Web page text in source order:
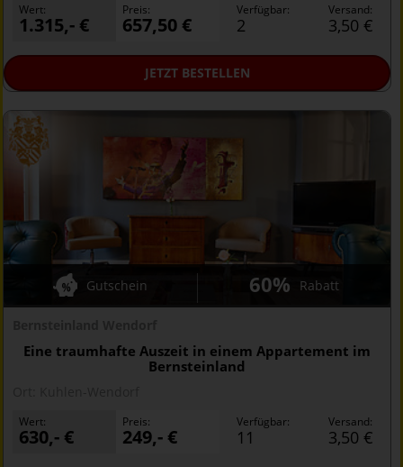
Wert:
1.315,- €
Preis:
657,50 €
Verfügbar:
2
Versand:
3,50 €
JETZTBESTELLEN
Eine traumhafte Auszeit in einem Appartement im
Bernsteinland
Gutschein 60% Rabatt
Wert:
630,- €
Preis:
249,- €
Verfügbar:
11
Versand:
3,50 €